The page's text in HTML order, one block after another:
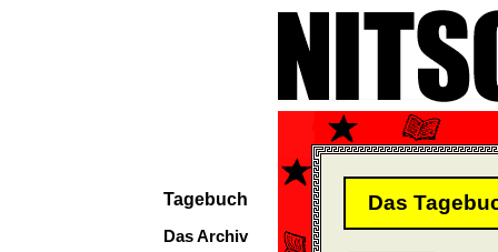
Tagebuch
Das Archiv
Das